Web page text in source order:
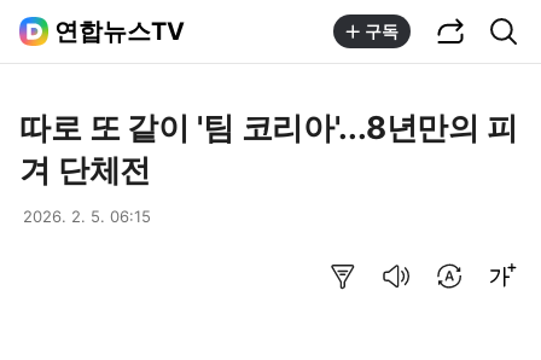
연합뉴스TV 구독
따로 또 같이 '팀 코리아'...8년만의 피
겨 단체전
2026. 2. 5. 06:15